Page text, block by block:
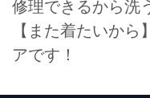
修理できるから洗
【また着たいか
アです！